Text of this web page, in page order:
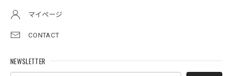
マイページ
CONTACT
NEWSLETTER